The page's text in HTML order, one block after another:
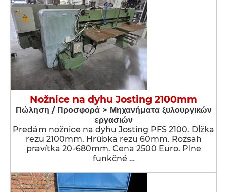
Nožnice na dyhu Josting 2100mm
Πώληση / Προσφορά > Μηχανήματα ξυλουργικών
εργασιών
Predám nožnice na dyhu Josting PFS 2100. Dĺžka
rezu 2100mm. Hrúbka rezu 60mm. Rozsah
pravítka 20-680mm. Cena 2500 Euro. Plne
funkčné …